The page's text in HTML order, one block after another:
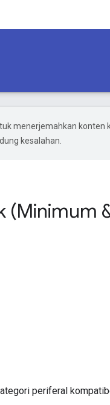
menerjemahkan konten
kesalahan.
(Minimum
periferal